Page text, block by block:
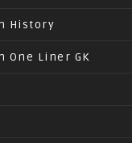
History
One Liner GK